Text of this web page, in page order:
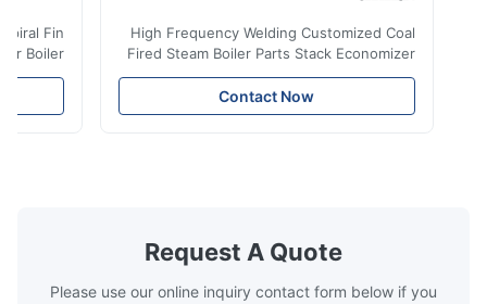
High Frequency Welding Customized Coal
Fired Steam Boiler Parts Stack Economizer
Coil Boiler economizer Boiler Economizer is
the energy improving device that helps to
reduce the cost of operation by saving the
boilers is generally in the temperature
range of 200°C – 250°C, so there
Contact Now
Spiral Fin
Boiler
is the
saving the
Request A Quote
Please use our online inquiry contact form below if you